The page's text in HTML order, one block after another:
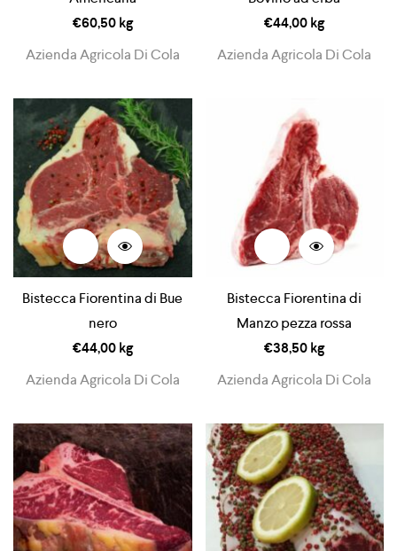
€60,50kg
Azienda Agricola Di Cola
€44,00kg
Azienda Agricola Di Cola
Bistecca Fiorentina di Bue
nero
€44,00kg
Azienda Agricola Di Cola
Bistecca Fiorentina di
Manzo pezza rossa
€38,50kg
Azienda Agricola Di Cola